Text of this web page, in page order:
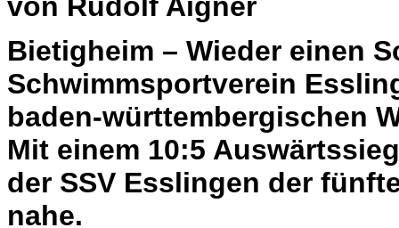
Bietigheim – Wieder einen
Schwimmsportverein
baden-württembergischen
Mit einem 10:5
der SSV Esslingen der
nahe.